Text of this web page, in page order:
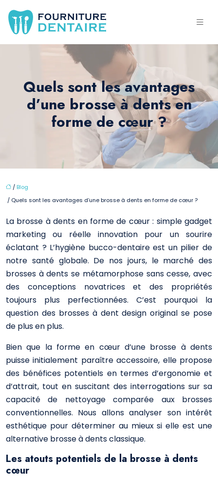
Quels sont les avantages
d’une brosse à dents en
forme de cœur ?
/ Blog
/ Quels sont les avantages d’une brosse à dents en forme de cœur ?
La brosse à dents en forme de cœur : simple gadget
marketing ou réelle innovation pour un sourire
éclatant ? L’hygiène bucco-dentaire est un pilier de
notre santé globale. De nos jours, le marché des
brosses à dents se métamorphose sans cesse, avec
des conceptions novatrices et des propriétés
toujours plus perfectionnées. C’est pourquoi la
question des brosses à dent design original se pose
de plus en plus.
Bien que la forme en cœur d’une brosse à dents
puisse initialement paraître accessoire, elle propose
des bénéfices potentiels en termes d’ergonomie et
d’attrait, tout en suscitant des interrogations sur sa
capacité de nettoyage comparée aux brosses
conventionnelles. Nous allons analyser son intérêt
esthétique pour déterminer au mieux si elle est une
alternative brosse à dents classique.
Les atouts potentiels de la brosse à dents
cœur